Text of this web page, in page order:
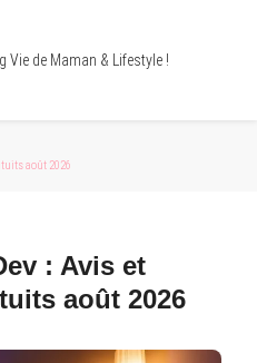
Vie de Maman & Lifestyle !
août 2026
: Avis et
août 2026